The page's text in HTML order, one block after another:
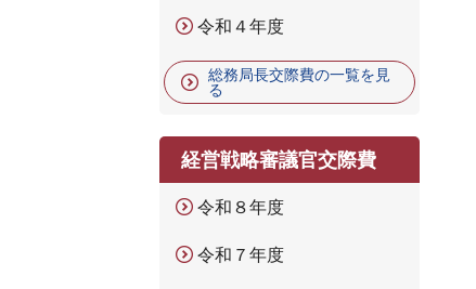
令和４年度
総務局長交際費の一覧を見
る
経営戦略審議官交際費
令和８年度
令和７年度